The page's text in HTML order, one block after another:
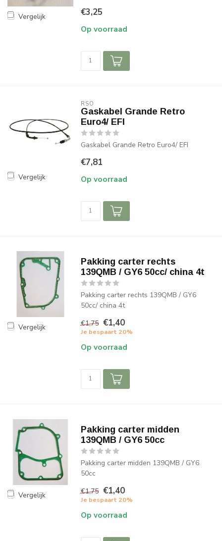
Vergelijk €3,25
Op voorraad
Vergelijk
RSO
Gaskabel Grande Retro
Euro4/ EFI
Gaskabel Grande Retro Euro4/ EFI
€7,81
Op voorraad
Vergelijk
Pakking carter rechts
139QMB / GY6 50cc/ china 4t
Pakking carter rechts 139QMB / GY6
50cc/ china 4t
€1,75 €1,40
Je bespaart 20%
Op voorraad
Vergelijk
Pakking carter midden
139QMB / GY6 50cc
Pakking carter midden 139QMB / GY6
50cc
€1,75 €1,40
Je bespaart 20%
Op voorraad